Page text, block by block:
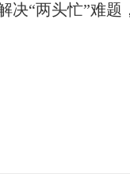
“两头忙”难题